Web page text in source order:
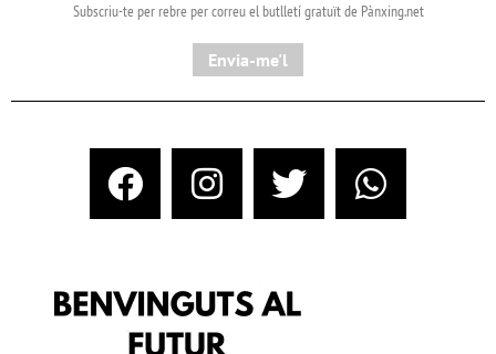
Subscriu-te per rebre per correu el butlletí gratuït de Pànxing.net​
Envia-me'l